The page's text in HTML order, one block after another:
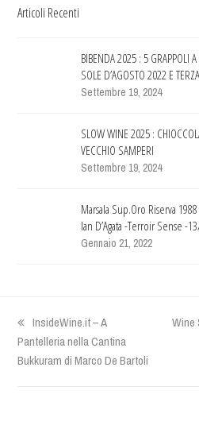
Articoli Recenti
BIBENDA 2025 : 5 GRAPPOLI
SOLE D’AGOSTO 2022 E
Settembre 19, 2024
SLOW WINE 2025 :
VECCHIO SAMPERI
Settembre 19, 2024
Marsala Sup.Oro Riserva
Ian D’Agata -Terroir Sense -
Gennaio 21, 2022
previous
post:
InsideWine.it – A
Pantelleria nella Cantina
Bukkuram di Marco De Bartoli
next
Wine